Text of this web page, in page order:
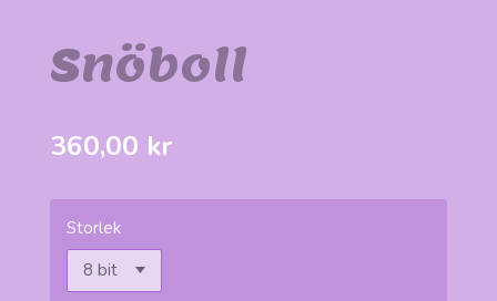
Snöboll
360,00 kr
Storlek